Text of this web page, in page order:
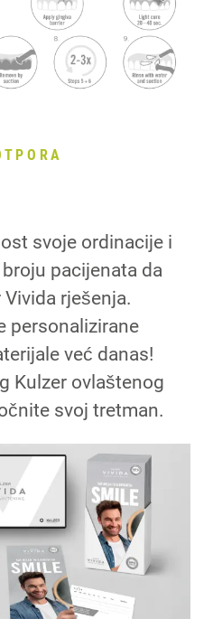
svoje ordinacije i
pacijenata da
rješenja.
personalizirane
već danas!
Kulzer ovlaštenog
svoj tretman.